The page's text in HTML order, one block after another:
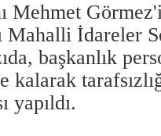
Mehmet
Mahalli İdareler
başkanlık
kalarak
yapıldı.